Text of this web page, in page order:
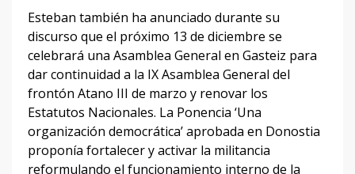
Esteban también ha anunciado durante su
discurso que el próximo 13 de diciembre se
celebrará una Asamblea General en Gasteiz para
dar continuidad a la IX Asamblea General del
frontón Atano III de marzo y renovar los
Estatutos Nacionales. La Ponencia ‘Una
organización democrática’ aprobada en Donostia
proponía fortalecer y activar la militancia
reformulando el funcionamiento interno de la